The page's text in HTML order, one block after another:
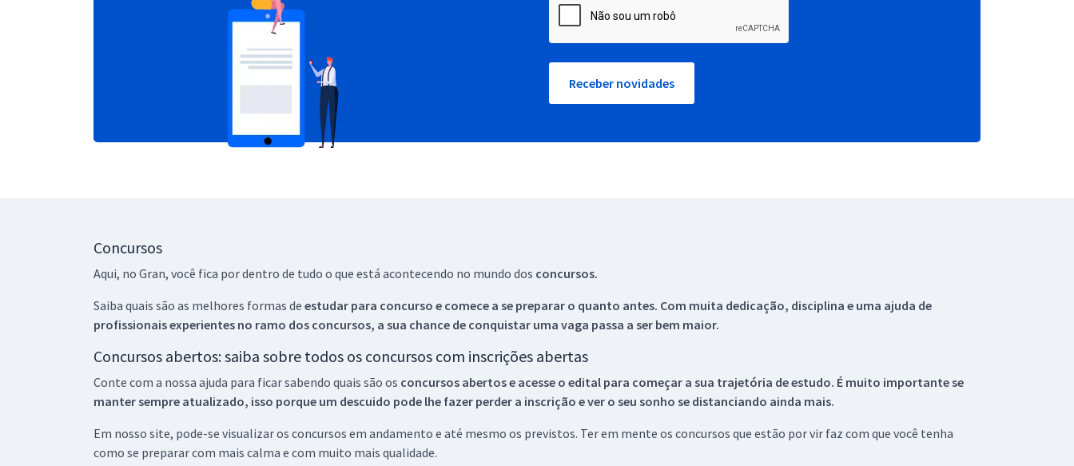
Receber novidades
Concursos
Aqui, no Gran, você fica por dentro de tudo o que está acontecendo no mundo dos concursos.
Saiba quais são as melhores formas de estudar para concurso e comece a se preparar o quanto antes. Com muita dedicação, disciplina e uma ajuda de
profissionais experientes no ramo dos concursos, a sua chance de conquistar uma vaga passa a ser bem maior.
Concursos abertos: saiba sobre todos os concursos com inscrições abertas
Conte com a nossa ajuda para ficar sabendo quais são os concursos abertos e acesse o edital para começar a sua trajetória de estudo. É muito importante se
manter sempre atualizado, isso porque um descuido pode lhe fazer perder a inscrição e ver o seu sonho se distanciando ainda mais.
Em nosso site, pode-se visualizar os concursos em andamento e até mesmo os previstos. Ter em mente os concursos que estão por vir faz com que você tenha
como se preparar com mais calma e com muito mais qualidade.